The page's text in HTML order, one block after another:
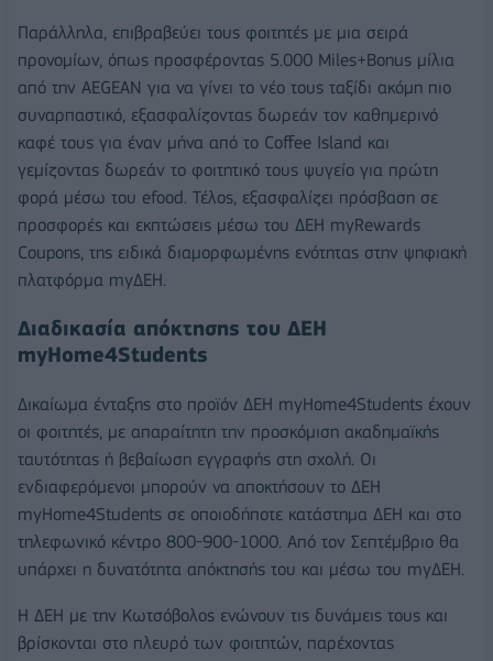
Παράλληλα, επιβραβεύει τους φοιτητές με μια σειρά
προνομίων, όπως προσφέροντας 5.000 Miles+Bonus μίλια
από την AEGEAN για να γίνει το νέο τους ταξίδι ακόμη πιο
συναρπαστικό, εξασφαλίζοντας δωρεάν τον καθημερινό
καφέ τους για έναν μήνα από το Coffee Island και
γεμίζοντας δωρεάν το φοιτητικό τους ψυγείο για πρώτη
φορά μέσω του efood. Τέλος, εξασφαλίζει πρόσβαση σε
προσφορές και εκπτώσεις μέσω του ΔΕΗ myRewards
Coupons, της ειδικά διαμορφωμένης ενότητας στην ψηφιακή
πλατφόρμα myΔΕΗ.
Διαδικασία απόκτησης του ΔΕΗ
myHome4Students
Δικαίωμα ένταξης στο προϊόν ΔΕΗ myHome4Students έχουν
οι φοιτητές, με απαραίτητη την προσκόμιση ακαδημαϊκής
ταυτότητας ή βεβαίωση εγγραφής στη σχολή. Οι
ενδιαφερόμενοι μπορούν να αποκτήσουν το ΔΕΗ
myHome4Students σε οποιοδήποτε κατάστημα ΔΕΗ και στο
τηλεφωνικό κέντρο 800-900-1000. Από τον Σεπτέμβριο θα
υπάρχει η δυνατότητα απόκτησής του και μέσω του myΔΕΗ.
Η ΔΕΗ με την Κωτσόβολος ενώνουν τις δυνάμεις τους και
βρίσκονται στο πλευρό των φοιτητών, παρέχοντας